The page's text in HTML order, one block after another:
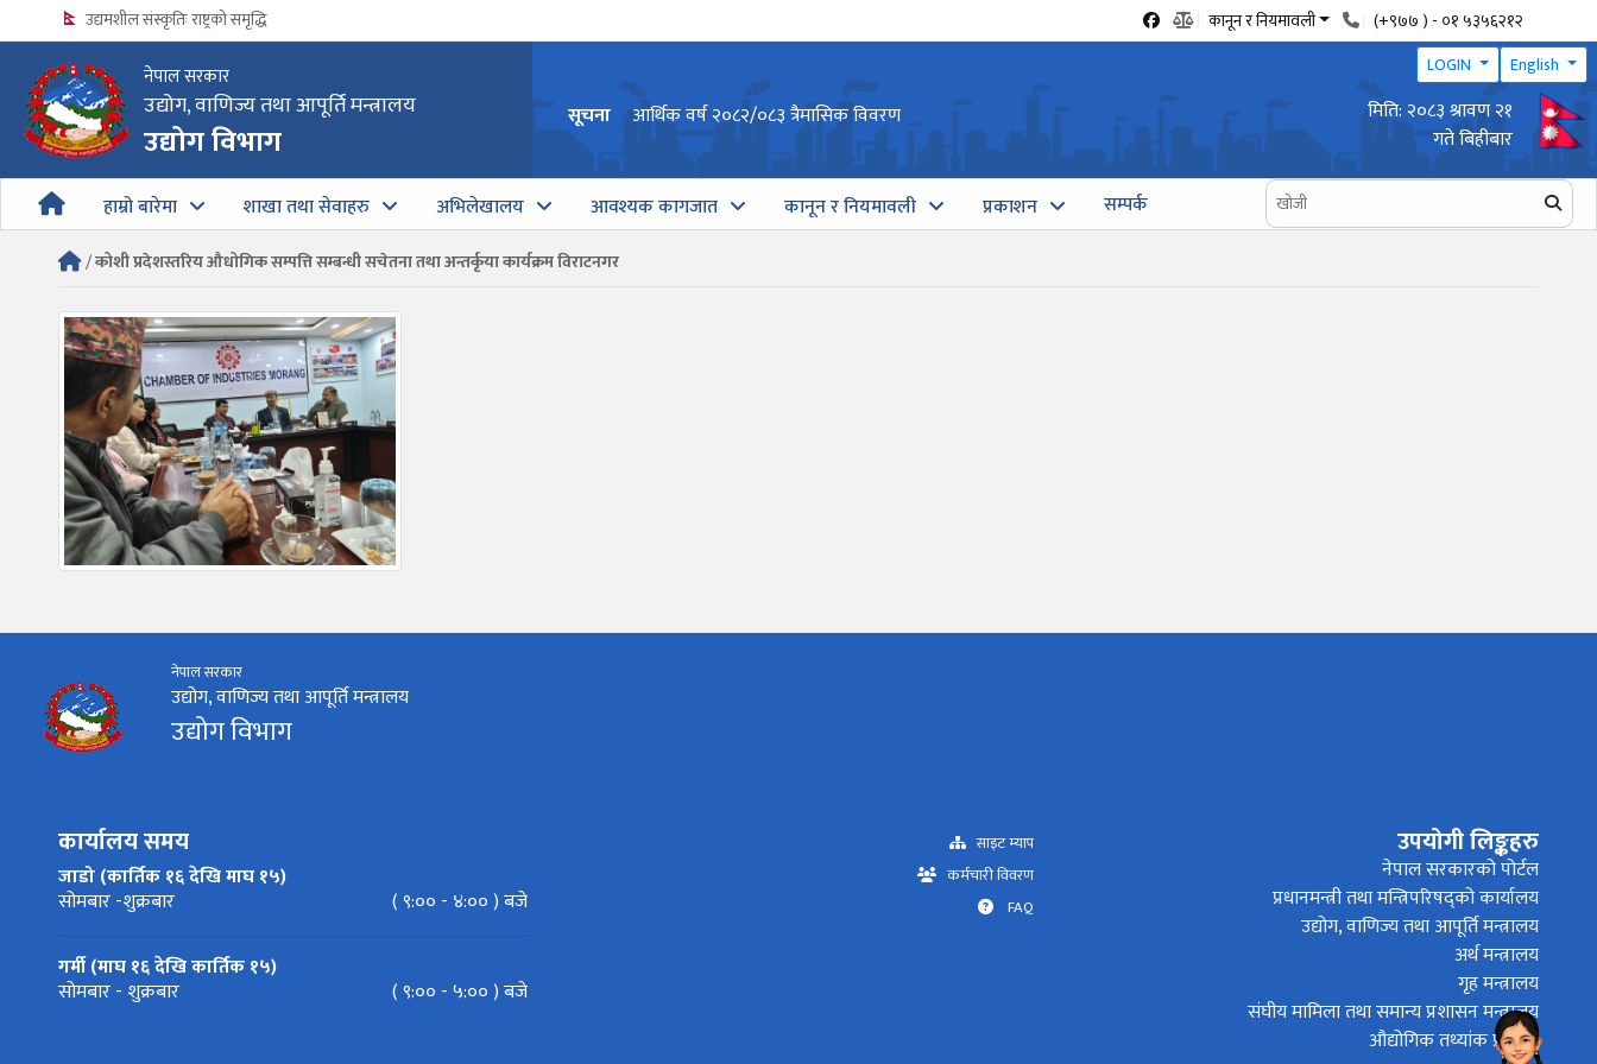
उद्यमशील संस्कृतिः राष्ट्रको समृद्धि कानून र नियमावली (+९७७ ) - ०१ ५३५६२१२
नेपाल सरकार
उद्योग, वाणिज्य तथा आपूर्ति मन्त्रालय
उद्योग विभाग
LOGIN English
सूचना
उद्योग विभागको अत्यन्त जरुरी सूचना आर्थिक वर्ष २०८२/०८३ त्रैमासिक विवरण वार्षिक उद्योग प्रगति प्रतिवेदन पेश गर्ने सम्बन्धी सूचना
मिति: २०८३ श्रावण २१
गते बिहीबार
हाम्रो बारेमा शाखा तथा सेवाहरु अभिलेखालय आवश्यक कागजात कानून र नियमावली प्रकाशन सम्पर्क
/कोशी प्रदेशस्तरिय औधोगिक सम्पत्ति सम्बन्धी सचेतना तथा अन्तर्कृया कार्यक्रम विराटनगर
औद्योगिक ऐन र नियमावली प्रकाशनहरू नागरिक बडापत्र
सूचना समाचार प्रकाशन
सूचनाको हक सम्बन्धि
विवरण
राजपत्रमा प्रकाशित सूचना
प्रोसिडुअल म्यानुअल कार्यविधि तथा मापदण्ड स्कीम
नेपाल सरकार
उद्योग, वाणिज्य तथा आपूर्ति मन्त्रालय
उद्योग विभाग
कार्यालय समय
जाडो (कार्तिक १६ देखि माघ १५)
सोमबार -शुक्रबार ( ९:०० - ४:०० ) बजे
गर्मी (माघ १६ देखि कार्तिक १५)
सोमबार - शुक्रबार ( ९:०० - ५:०० ) बजे
साइट म्याप
कर्मचारी विवरण
FAQ
उपयोगी लिङ्कहरु
नेपाल सरकारको पोर्टल
प्रधानमन्त्री तथा मन्त्रिपरिषद्को कार्यालय
उद्योग, वाणिज्य तथा आपूर्ति मन्त्रालय
अर्थ मन्त्रालय
गृह मन्त्रालय
संघीय मामिला तथा समान्य प्रशासन मन्त्रालय
औद्योगिक तथ्यांक प्रणाली